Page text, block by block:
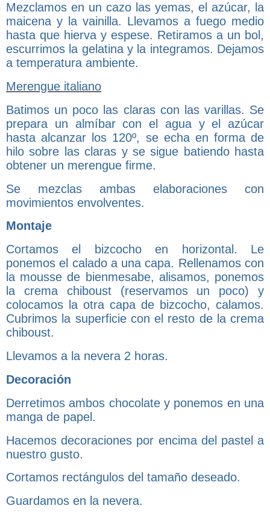
Mezclamos en un cazo las yemas, el azúcar, la
maicena y la vainilla. Llevamos a fuego medio
hasta que hierva y espese. Retiramos a un bol,
escurrimos la gelatina y la integramos. Dejamos
a temperatura ambiente.
Merengue italiano
Batimos un poco las claras con las varillas. Se
prepara un almíbar con el agua y el azúcar
hasta alcanzar los 120º, se echa en forma de
hilo sobre las claras y se sigue batiendo hasta
obtener un merengue firme.
Se mezclas ambas elaboraciones con
movimientos envolventes.
Montaje
Cortamos el bizcocho en horizontal. Le
ponemos el calado a una capa. Rellenamos con
la mousse de bienmesabe, alisamos, ponemos
la crema chiboust (reservamos un poco) y
colocamos la otra capa de bizcocho, calamos.
Cubrimos la superficie con el resto de la crema
chiboust.
Llevamos a la nevera 2 horas.
Decoración
Derretimos ambos chocolate y ponemos en una
manga de papel.
Hacemos decoraciones por encima del pastel a
nuestro gusto.
Cortamos rectángulos del tamaño deseado.
Guardamos en la nevera.